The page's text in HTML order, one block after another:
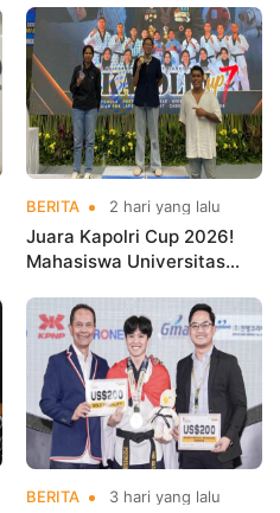
BERITA 2 hari yang lalu
Juara Kapolri Cup 2026!
Mahasiswa Universitas
Nama Kampus di Kejurnas
Taekwondo
BERITA 3 hari yang lalu